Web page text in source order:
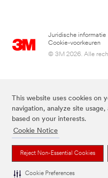
This website uses cookies on
navigation, analyze site
based on your interests.
Cookie Notice
Reject Non-Essential Cookies
Cookie Preferences
Juridische informatie
Cookie-voorkeuren
© 3M 2026. Alle
3M, Post-it® en de kleur Canary